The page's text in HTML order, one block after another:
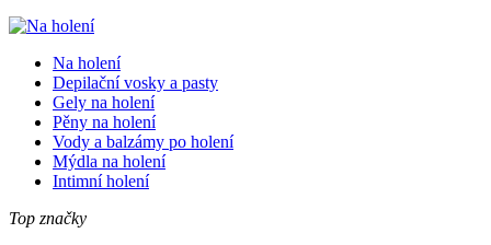
Na holení
Depilační vosky a pasty
Gely na holení
Pěny na holení
Vody a balzámy po holení
Mýdla na holení
Intimní holení
Top značky